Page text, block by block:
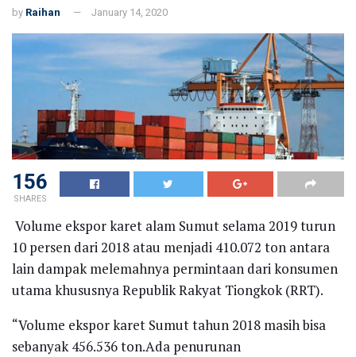
by Raihan January 14, 2020
156
SHARES
Volume ekspor karet alam Sumut selama 2019 turun
10 persen dari 2018 atau menjadi 410.072 ton antara
lain dampak melemahnya permintaan dari konsumen
utama khususnya Republik Rakyat Tiongkok (RRT).
“Volume ekspor karet Sumut tahun 2018 masih bisa
sebanyak 456.536 ton.Ada penurunan